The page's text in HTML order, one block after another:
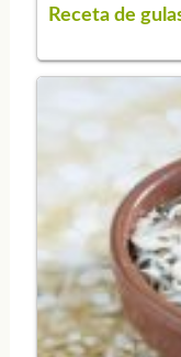
Receta de